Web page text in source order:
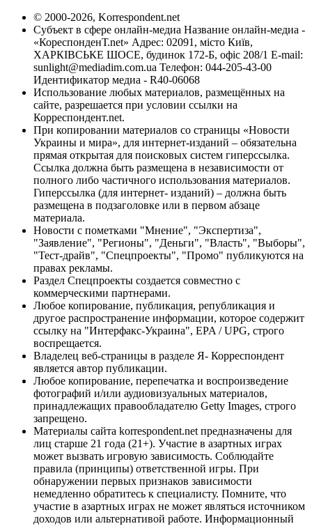
© 2000-2026, Korrespondent.net
Субъект в сфере онлайн-медиа Название онлайн-медиа -
«КореспонденТ.net» Адрес: 02091, місто Київ,
ХАРКІВСЬКЕ ШОСЕ, будинок 172-Б, офіс 208/1 E-mail:
sunlight@mediadim.com.ua Телефон: 044-205-43-00
Идентификатор медиа - R40-06068
Использование любых материалов, размещённых на
сайте, разрешается при условии ссылки на
Корреспондент.net.
При копировании материалов со страницы «Новости
Украины и мира», для интернет-изданий – обязательна
прямая открытая для поисковых систем гиперссылка.
Ссылка должна быть размещена в независимости от
полного либо частичного использования материалов.
Гиперссылка (для интернет- изданий) – должна быть
размещена в подзаголовке или в первом абзаце
материала.
Новости с пометками "Мнение", "Экспертиза",
"Заявление", "Регионы", "Деньги", "Власть", "Выборы",
"Тест-драйв", "Спецпроекты", "Промо" публикуются на
правах рекламы.
Раздел Спецпроекты создается совместно с
коммерческими партнерами.
Любое копирование, публикация, републикация и
другое распространение информации, которое содержит
ссылку на "Интерфакс-Украина", EPA / UPG, строго
воспрещается.
Владелец веб-страницы в разделе Я- Корреспондент
является автор публикации.
Любое копирование, перепечатка и воспроизведение
фотографий и/или аудиовизуальных материалов,
принадлежащих правообладателю Getty Images, строго
запрещено.
Материалы сайта korrespondent.net предназначены для
лиц старше 21 года (21+). Участие в азартных играх
может вызвать игровую зависимость. Соблюдайте
правила (принципы) ответственной игры. При
обнаружении первых признаков зависимости
немедленно обратитесь к специалисту. Помните, что
участие в азартных играх не может являться источником
доходов или альтернативой работе. Информационный